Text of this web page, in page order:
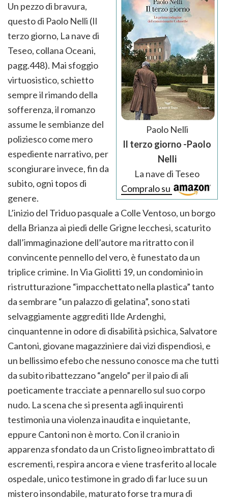
Paolo Nelli
Il terzo giorno -Paolo
Nelli
La nave di Teseo
Compralo su
Un pezzo di bravura,
questo di Paolo Nelli (Il
terzo giorno, La nave di
Teseo, collana Oceani,
pagg.448). Mai sfoggio
virtuosistico, schietto
sempre il rimando della
sofferenza, il romanzo
assume le sembianze del
poliziesco come mero
espediente narrativo, per
scongiurare invece, fin da
subito, ogni topos di
genere.
L’inizio del Triduo pasquale a Colle Ventoso, un borgo
della Brianza ai piedi delle Grigne lecchesi, scaturito
dall’immaginazione dell’autore ma ritratto con il
convincente pennello del vero, è funestato da un
triplice crimine. In Via Giolitti 19, un condominio in
ristrutturazione “impacchettato nella plastica” tanto
da sembrare “un palazzo di gelatina”, sono stati
selvaggiamente aggrediti Ilde Ardenghi,
cinquantenne in odore di disabilità psichica, Salvatore
Cantoni, giovane magazziniere dai vizi dispendiosi, e
un bellissimo efebo che nessuno conosce ma che tutti
da subito ribattezzano “angelo” per il paio di ali
poeticamente tracciate a pennarello sul suo corpo
nudo. La scena che si presenta agli inquirenti
testimonia una violenza inaudita e inquietante,
eppure Cantoni non è morto. Con il cranio in
apparenza sfondato da un Cristo ligneo imbrattato di
escrementi, respira ancora e viene trasferito al locale
ospedale, unico testimone in grado di far luce su un
mistero insondabile, maturato forse tra mura di